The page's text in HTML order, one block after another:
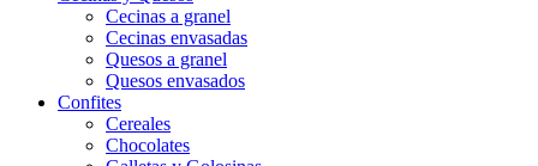
Cecinas a granel
Cecinas envasadas
Quesos a granel
Quesos envasados
Confites
Cereales
Chocolates